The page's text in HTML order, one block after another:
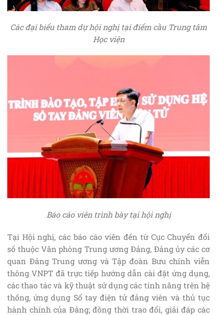
Các đại biểu tham dự hội nghị tại điểm cầu Trung tâm
Học viện
Báo cáo viên trình bày tại hội nghị
Tại Hội nghị, các báo cáo viên đến từ Cục Chuyển đổi
số thuộc Văn phòng Trung ương Đảng, Đảng ủy các cơ
quan Đảng Trung ương và Tập đoàn Bưu chính viễn
thông VNPT đã trực tiếp hướng dẫn cài đặt ứng dụng,
các thao tác và kỹ thuật sử dụng các tính năng trên hệ
thống, ứng dụng Sổ tay điện tử đảng viên và thủ tục
hành chính của Đảng; đồng thời trao đổi, giải đáp các